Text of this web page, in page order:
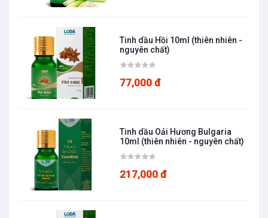
Tinh dầu Hồi 10ml (thiên nhiên -
nguyên chất)
77,000 đ
Tinh dầu Oải Hương Bulgaria
10ml (thiên nhiên - nguyên chất)
217,000 đ